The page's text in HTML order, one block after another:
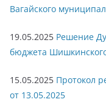
Вагайского
19.05.2025 Решение
бюджета Шишкинского
15.05.2025 Протокол
от 13.05.2025